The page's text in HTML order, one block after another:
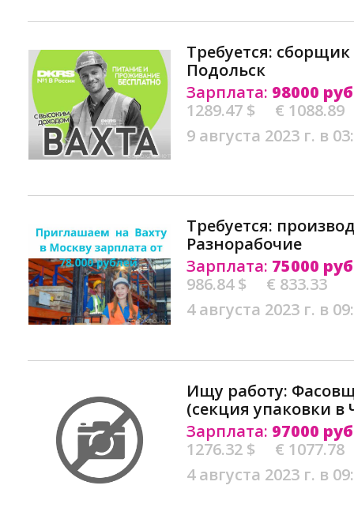
Требуется:
Подольск
Зарплата: 98000
1289.47 $
€ 1088.89
9 августа 2023 г. в
Требуется:
Разнорабочие
Зарплата: 75000
986.84 $
€ 833.33
4 августа 2023 г. в
Ищу работу:
(секция упаковки в
Зарплата: 97000
1276.32 $
€ 1077.78
4 августа 2023 г. в